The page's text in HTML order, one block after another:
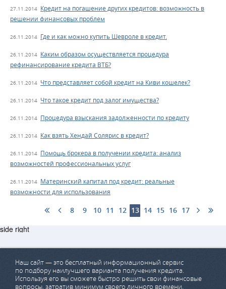
27.11.2014 Кредит на погашение других кредитов: возможность в
решении финансовых проблем
26.11.2014 Где и как можно купить Шевроле в кредит.
26.11.2014 Каким образом осуществляется процедура
рефинансирование кредита ВТБ?
26.11.2014 Что представляет собой кредит на Киви кошелек?
26.11.2014 Что такое кредит под залог имущества?
26.11.2014 Процедура взыскания задолженности по кредиту
26.11.2014 Как взять Хендай Солярис в кредит?
26.11.2014 Помощь брокера в получении кредита: анализ
возможностей профессиональных услуг
26.11.2014 Материнский капитал под кредит: реальные
возможности для использования
8 9 10 11 12 13 14 15 16 17
side right
Наш сайт — это бесплатный информационный сервис
по подбору наилучшего варианта получения кредита.
Используя его вы сможете быстро решить свои финансовые
вопросы, затратив минимум своего личного времени.